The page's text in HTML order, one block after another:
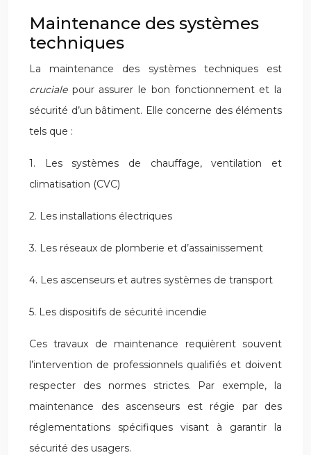
Maintenance des systèmes
techniques
La maintenance des systèmes techniques est
cruciale pour assurer le bon fonctionnement et la
sécurité d’un bâtiment. Elle concerne des éléments
tels que :
1. Les systèmes de chauffage, ventilation et
climatisation (CVC)
2. Les installations électriques
3. Les réseaux de plomberie et d’assainissement
4. Les ascenseurs et autres systèmes de transport
5. Les dispositifs de sécurité incendie
Ces travaux de maintenance requièrent souvent
l’intervention de professionnels qualifiés et doivent
respecter des normes strictes. Par exemple, la
maintenance des ascenseurs est régie par des
réglementations spécifiques visant à garantir la
sécurité des usagers.